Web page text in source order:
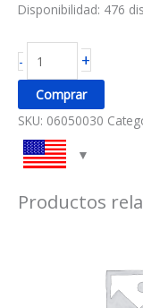
Disponibilidad: 476
- +
Comprar
SKU: 06050030
Productos